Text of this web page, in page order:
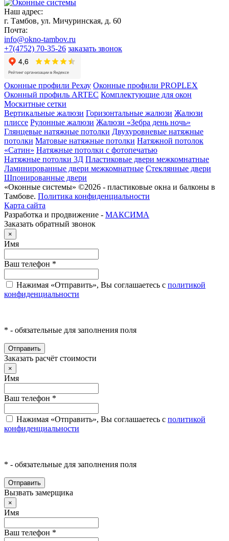
Наш адрес:
г. Тамбов, ул. Мичуринская, д. 60
Почта:
info@okno-tambov.ru
+7(4752) 70-35-26 заказать звонок
Оконные профили Рехау Оконные профили PROPLEX
Оконный профиль ARTEC Комплектующие для окон
Москитные сетки
Вертикальные жалюзи Горизонтальные жалюзи Жалюзи
плиссе Рулонные жалюзи Жалюзи «Зебра день ночь»
Глянцевые натяжные потолки Двухуровневые натяжные
потолки Матовые натяжные потолки Натяжной потолок
«Сатин» Натяжные потолки с фотопечатью
Натяжные потолки 3Д Пластиковые двери межкомнатные
Ламинированные двери межкомнатные Стеклянные двери
Шпонированные двери
«Оконные системы» ©2026 - пластиковые окна и балконы в
Тамбове. Политика конфиденциальности
Карта сайта
Разработка и продвижение - МАКСИМА
Заказать обратный звонок
×
Имя
Ваш телефон *
Нажимая «Отправить», Вы соглашаетесь с политикой
конфиденциальности
* - обязательные для заполнения поля
Отправить
Заказать расчёт стоимости
×
Имя
Ваш телефон *
Нажимая «Отправить», Вы соглашаетесь с политикой
конфиденциальности
* - обязательные для заполнения поля
Отправить
Вызвать замерщика
×
Имя
Ваш телефон *